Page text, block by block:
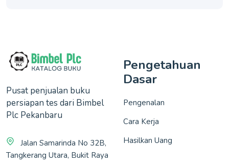
Pusat penjualan buku
persiapan tes dari Bimbel
Plc Pekanbaru
Jalan Samarinda No 32B,
Tangkerang Utara, Bukit Raya
Pengetahuan
Dasar
Pengenalan
Cara Kerja
Hasilkan Uang